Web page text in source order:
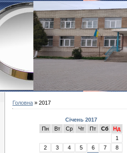
Головна » 2017
Січень 2017
Пн
Вт Ср Чт Пт Сб
Нд
1
2
3 4 5 6 7
8